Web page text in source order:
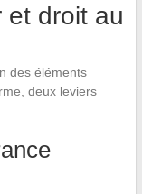
et droit au
des éléments
deux leviers